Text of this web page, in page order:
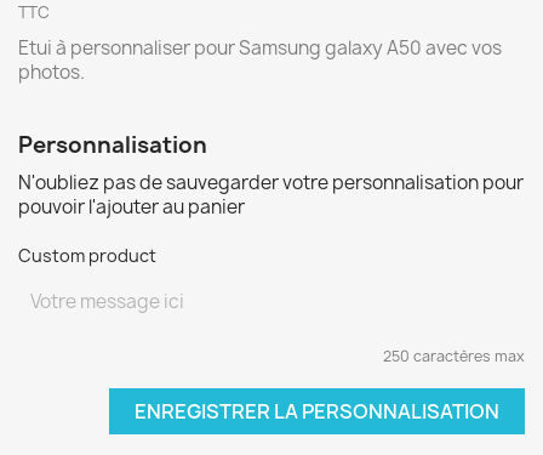
TTC
Etui à personnaliser pour Samsung galaxy A50 avec vos
photos.
Personnalisation
N'oubliez pas de sauvegarder votre personnalisation pour
pouvoir l'ajouter au panier
Custom product
250 caractères max
ENREGISTRER LA PERSONNALISATION